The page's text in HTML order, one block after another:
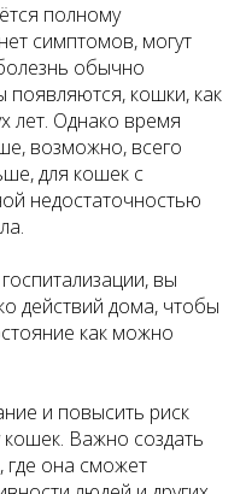
полному
симптомов, могут
обычно
появляются, кошки, как
лет. Однако время
возможно, всего
для кошек с
недостаточностью
вы
действий дома, чтобы
как можно
и повысить риск
Важно создать
где она сможет